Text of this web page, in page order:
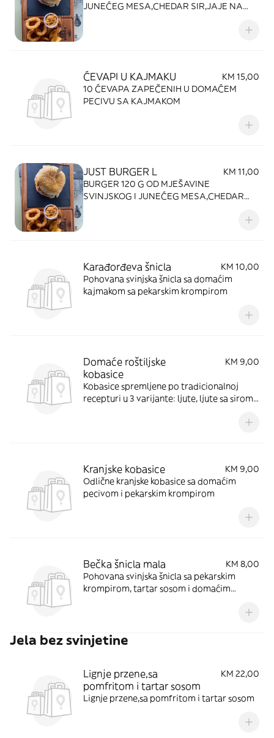
JUNEĆEG MESA,CHEDAR SIR,JAJE NA
RINGS,PEKARSKI KROMPIR,U DOMAĆEM
ĆEVAPI U KAJMAKU
KM 15,00
10 ĆEVAPA ZAPEČENIH U DOMAĆEM
PECIVU SA KAJMAKOM
JUST BURGER L
KM 11,00
BURGER 120 G OD MJEŠAVINE
SVINJSKOG I JUNEĆEG MESA,CHEDAR
Karađorđeva šnicla
KM 10,00
Pohovana svinjska šnicla sa domaćim
kajmakom sa pekarskim krompirom
Domaće roštiljske
kobasice
KM 9,00
Kobasice spremljene po tradicionalnoj
recepturi u 3 varijante: ljute, ljute sa sirom i
Kranjske kobasice
KM 9,00
Odlične kranjske kobasice sa domaćim
pecivom i pekarskim krompirom
Bečka šnicla mala
KM 8,00
Pohovana svinjska šnicla sa pekarskim
krompirom, tartar sosom i domaćim
Jela bez svinjetine
Lignje przene,sa
pomfritom i tartar sosom
KM 22,00
Lignje przene,sa pomfritom i tartar sosom